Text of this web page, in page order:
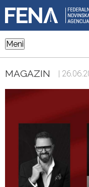
Meni
MAGAZIN |